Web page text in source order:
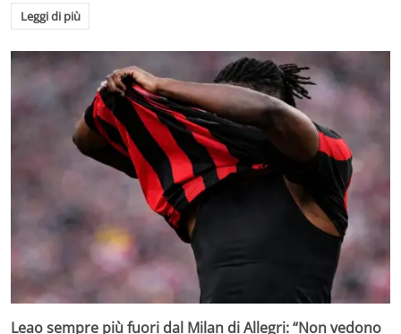
Leggi di più
Leao sempre più fuori dal Milan di Allegri: “Non vedono